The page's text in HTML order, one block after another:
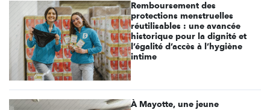
Remboursement des
protections menstruelles
réutilisables : une avancée
historique pour la dignité et
l’égalité d’accès à l’hygiène
intime
À Mayotte, une jeune